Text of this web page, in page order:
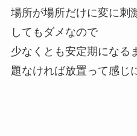
場所が場所だけに変に刺
してもダメなので
少なくとも安定期になる
題なければ放置って感じ